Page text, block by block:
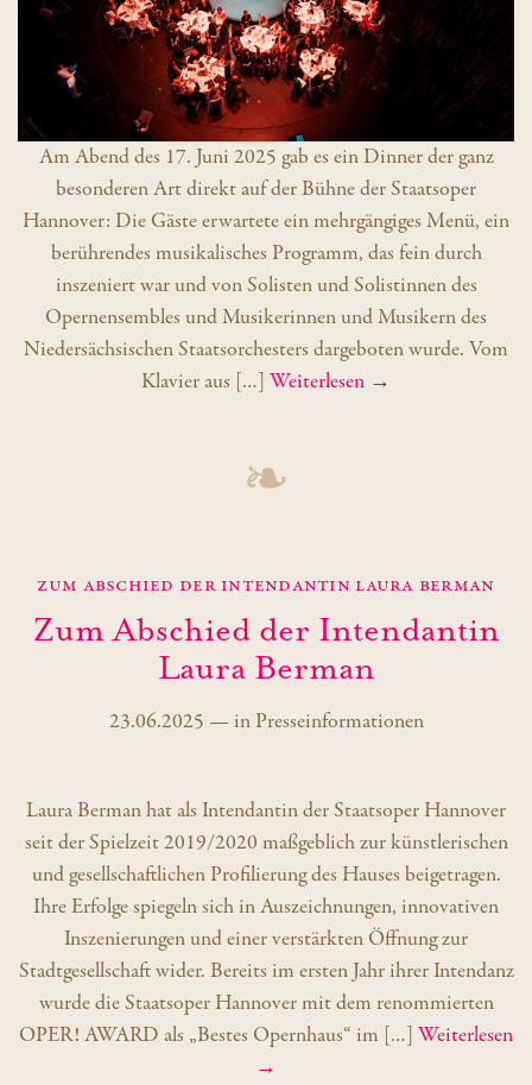
Am Abend des 17. Juni 2025 gab es ein Dinner der ganz
besonderen Art direkt auf der Bühne der Staatsoper
Hannover: Die Gäste erwartete ein mehrgängiges Menü, ein
berührendes musikalisches Programm, das fein durch
inszeniert war und von Solisten und Solistinnen des
Opernensembles und Musikerinnen und Musikern des
Niedersächsischen Staatsorchesters dargeboten wurde. Vom
Klavier aus […] Weiterlesen →
❧
Zum Abschied der Intendantin Laura Berman
Zum Abschied der Intendantin
Laura Berman
23.06.2025 — in Presseinformationen
Laura Berman hat als Intendantin der Staatsoper Hannover
seit der Spielzeit 2019/2020 maßgeblich zur künstlerischen
und gesellschaftlichen Profilierung des Hauses beigetragen.
Ihre Erfolge spiegeln sich in Auszeichnungen, innovativen
Inszenierungen und einer verstärkten Öffnung zur
Stadtgesellschaft wider. Bereits im ersten Jahr ihrer Intendanz
wurde die Staatsoper Hannover mit dem renommierten
OPER! AWARD als „Bestes Opernhaus“ im […] Weiterlesen
→